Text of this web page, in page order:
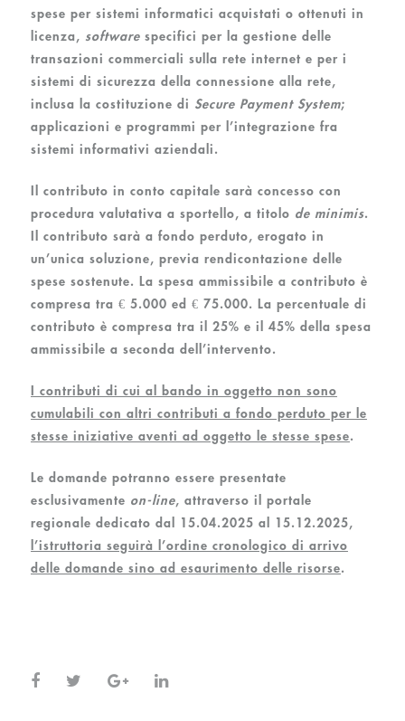
spese per sistemi informatici acquistati o ottenuti in
licenza, softwarespecifici per la gestione delle
transazioni commerciali sulla rete internet e per i
sistemi di sicurezza della connessione alla rete,
inclusa la costituzione di Secure Payment System;
applicazioni e programmi per l’integrazione fra
sistemi informativi aziendali.
Il contributo in conto capitale sarà concesso con
procedura valutativa a sportello, a titolo de minimis.
Il contributo sarà a fondo perduto, erogato in
un’unica soluzione, previa rendicontazione delle
spese sostenute. La spesa ammissibile a contributo è
compresa tra € 5.000 ed € 75.000. La percentuale di
contributo è compresa tra il 25% e il 45% della spesa
ammissibile a seconda dell’intervento.
I contributi di cui al bando in oggetto non sono
cumulabili con altri contributi a fondo perduto per le
stesse iniziative aventi ad oggetto le stesse spese.
Le domande potranno essere presentate
esclusivamente on-line, attraverso il portale
regionale dedicato dal 15.04.2025 al 15.12.2025,
l’istruttoria seguirà l’ordine cronologico di arrivo
delle domande sino ad esaurimento delle risorse.